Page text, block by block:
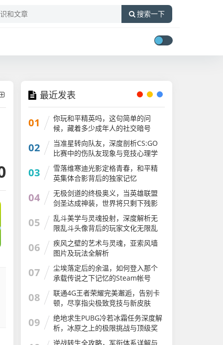
搜索一下
最近发表
01
你玩和平精英吗，这句简单的问
候，藏着多少成年人的社交暗号
02
当准星转向队友，深度剖析CS:GO
比赛中的伤队友现象与竞技心理学
csgo伤害队友被踢还能进吗
03
雪落维寒迪光影定格青春，和平精
英集体合影背后的独家记忆
04
无极剑道的终极奥义，当英雄联盟
剑圣达成神装，世界将只剩下残影
英雄联盟剑圣神装怎么获得
05
乱斗美学与灵魂投射，深度解析无
限乱斗头像背后的玩家文化无限乱
斗头像怎么换
06
疾风之壁的艺术与灵魂，亚索风墙
图片及玩法全解析
07
尘埃落定后的余温，如何登入那个
承载传说之下记忆的Steam帐号
08
联通4G王者荣耀完美邂逅，告别卡
顿，尽享指尖极致竞技与新皮肤
09
绝地求生PUBG冷若冰霜任务深度解
析，冰原之上的极限挑战与顶级奖
励获取指南冷若冰霜模组介绍
逆战转生全攻略，军衔体系详解与